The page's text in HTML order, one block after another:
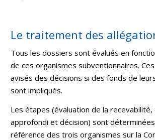
Le traitement des
Tous les dossiers sont évalués en
de ces organismes subventionnaires.
avisés des décisions si des fonds de
sont impliqués.
Les étapes (évaluation de la recevabilité,
approfondi et décision) sont
référence des trois organismes sur la